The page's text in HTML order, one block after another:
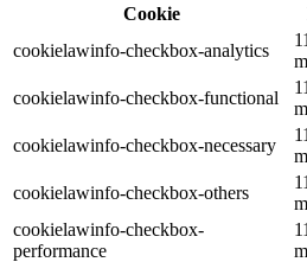
Cookie
cookielawinfo-checkbox-analytics
11
cookielawinfo-checkbox-functional
11
cookielawinfo-checkbox-necessary
11
cookielawinfo-checkbox-others
11
cookielawinfo-checkbox-
performance
11